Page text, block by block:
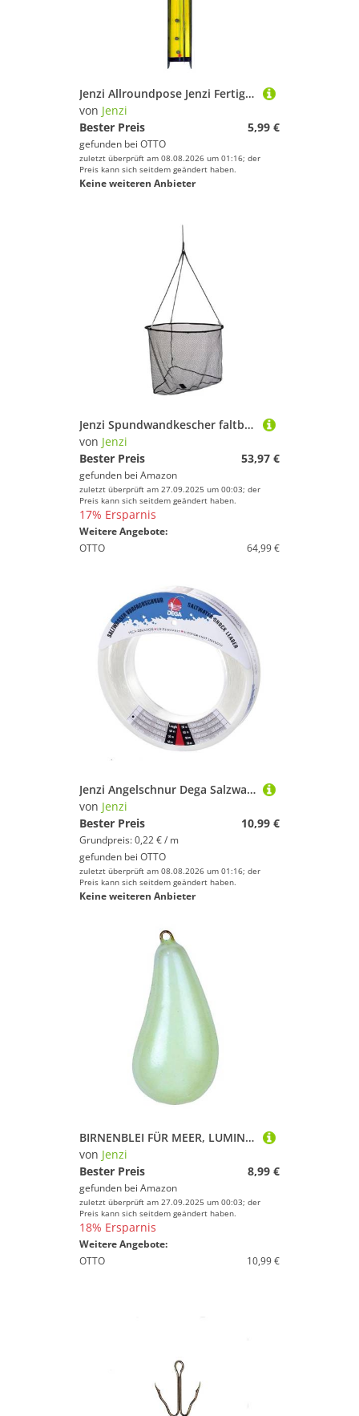
Jenzi Allroundpose Jenzi Fertigangel Eco Stipp-Pose 2,0g belly
von Jenzi
Bester Preis
5,99 €
gefunden bei OTTO
zuletzt überprüft am 08.08.2026 um 01:16; der
Preis kann sich seitdem geändert haben.
Keine weiteren Anbieter
Jenzi Spundwandkescher faltbar schwarz 80cm
von Jenzi
Bester Preis
53,97 €
gefunden bei Amazon
zuletzt überprüft am 27.09.2025 um 00:03; der
Preis kann sich seitdem geändert haben.
17% Ersparnis
Weitere Angebote:
OTTO
64,99 €
Jenzi Angelschnur Dega Salzwasser Vorfachschnur 50m monofil Nylon Meeresangeln Pilken, 50 m Länge, (1-St)
von Jenzi
Bester Preis
10,99 €
Grundpreis: 0,22 € / m
gefunden bei OTTO
zuletzt überprüft am 08.08.2026 um 01:16; der
Preis kann sich seitdem geändert haben.
Keine weiteren Anbieter
BIRNENBLEI FÜR MEER, LUMINOUS
von Jenzi
Bester Preis
8,99 €
gefunden bei Amazon
zuletzt überprüft am 27.09.2025 um 00:03; der
Preis kann sich seitdem geändert haben.
18% Ersparnis
Weitere Angebote:
OTTO
10,99 €